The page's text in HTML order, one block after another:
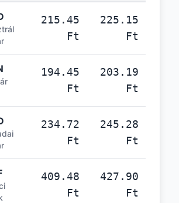
215.45
Ft
225.15
Ft
194.45
Ft
203.19
Ft
234.72
Ft
245.28
Ft
409.48
Ft
427.90
Ft